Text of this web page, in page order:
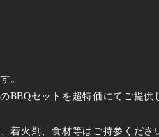
。
BBQセットを超特価にてご提供
着火剤、食材等はご持参くださ